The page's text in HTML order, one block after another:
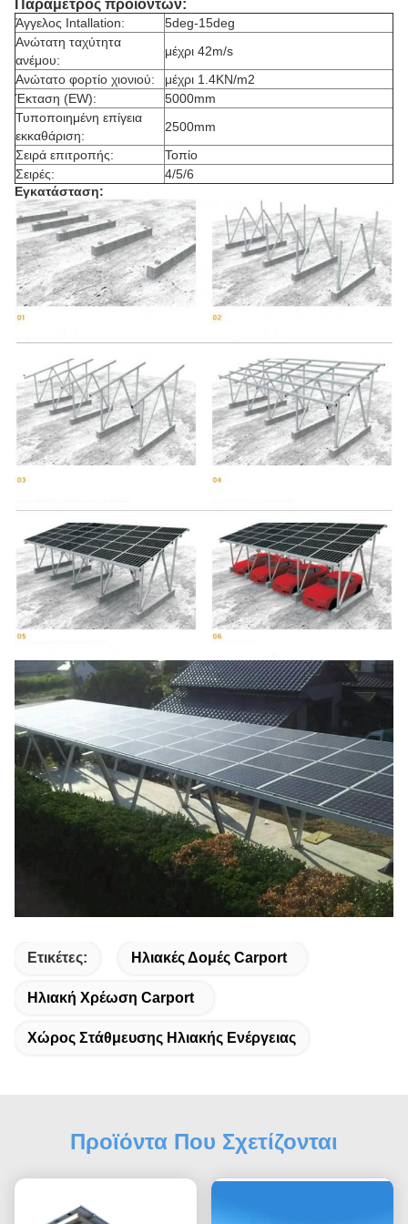
Παράμετρος προϊόντων:
Άγγελος Intallation:
5deg-15deg
Ανώτατη ταχύτητα
ανέμου:
μέχρι 42m/s
Ανώτατο φορτίο χιονιού:
μέχρι 1.4KN/m2
Έκταση (EW):
5000mm
Τυποποιημένη επίγεια
εκκαθάριση:
2500mm
Σειρά επιτροπής:
Τοπίο
Σειρές:
4/5/6
Εγκατάσταση:
Ετικέτες: Ηλιακές Δομές Carport
Ηλιακή Χρέωση Carport
Χώρος Στάθμευσης Ηλιακής Ενέργειας
Προϊόντα Που Σχετίζονται